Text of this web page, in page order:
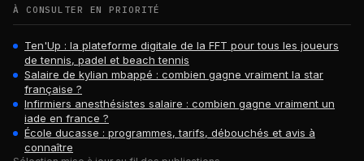
À CONSULTER EN PRIORITÉ
Ten'Up : la plateforme digitale de la FFT pour tous les joueurs
de tennis, padel et beach tennis
Salaire de kylian mbappé : combien gagne vraiment la star
française ?
Infirmiers anesthésistes salaire : combien gagne vraiment un
iade en france ?
École ducasse : programmes, tarifs, débouchés et avis à
connaître